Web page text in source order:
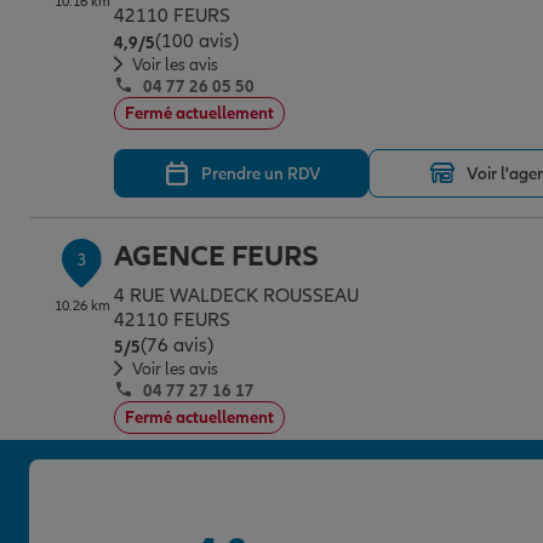
42110 FEURS
4,9/5Note de 4.9 sur 5
(100 avis)
Voir les avis
04 77 26 05 50
Fermé actuellement
Prendre un RDV Voir
3
10.26 km
AGENCE FEURS
4 RUE WALDECK ROUSSEAU
42110 FEURS
5/5Note de 5 sur 5
(76 avis)
Voir les avis
04 77 27 16 17
Fermé actuellement